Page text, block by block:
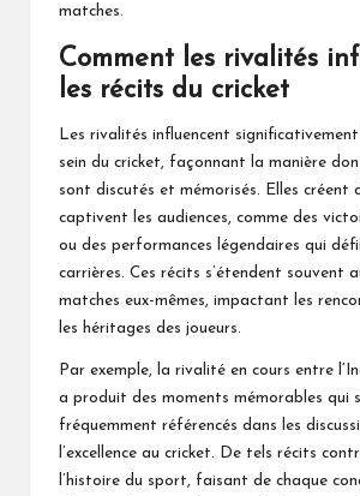
matches.
Comment les rivalités
les récits du cricket
Les rivalités influencent
sein du cricket, façonnant la manière
sont discutés et mémorisés. Elles créent
captivent les audiences, comme des
ou des performances légendaires qui
carrières. Ces récits s’étendent souvent
matches eux-mêmes, impactant les
les héritages des joueurs.
Par exemple, la rivalité en cours entre
a produit des moments mémorables qui
fréquemment référencés dans les
l’excellence au cricket. De tels récits
l’histoire du sport, faisant de chaque